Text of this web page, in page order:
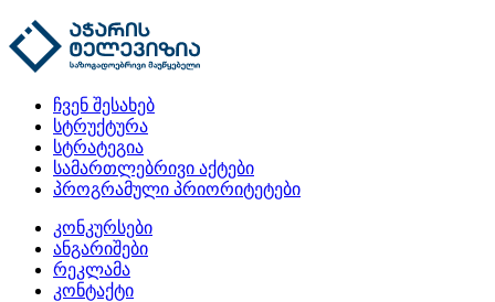
ჩვენ შესახებ
სტრუქტურა
სტრატეგია
სამართლებრივი აქტები
პროგრამული პრიორიტეტები
კონკურსები
ანგარიშები
რეკლამა
კონტაქტი